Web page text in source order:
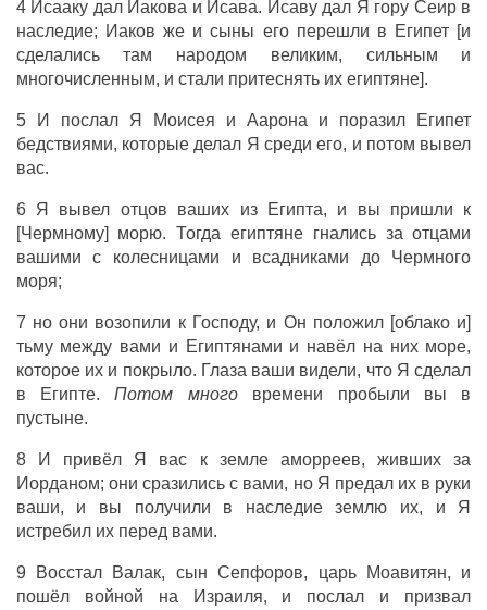
4 Исааку дал Иакова и Исава. Исаву дал Я гору Сеир в
наследие; Иаков же и сыны его перешли в Египет [и
сделались там народом великим, сильным и
многочисленным, и стали притеснять их египтяне].
5 И послал Я Моисея и Аарона и поразил Египет
бедствиями, которые делал Я среди его, и потом вывел
вас.
6 Я вывел отцов ваших из Египта, и вы пришли к
[Чермному] морю. Тогда египтяне гнались за отцами
вашими с колесницами и всадниками до Чермного
моря;
7 но они возопили к Господу, и Он положил [облако и]
тьму между вами и Египтянами и навёл на них море,
которое их и покрыло. Глаза ваши видели, что Я сделал
в Египте.Потом многовремени пробыли вы в
пустыне.
8 И привёл Я вас к земле аморреев, живших за
Иорданом; они сразились с вами, но Я предал их в руки
ваши, и вы получили в наследие землю их, и Я
истребил их перед вами.
9 Восстал Валак, сын Сепфоров, царь Моавитян, и
пошёл войной на Израиля, и послал и призвал